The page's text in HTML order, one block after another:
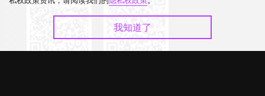
我知道了